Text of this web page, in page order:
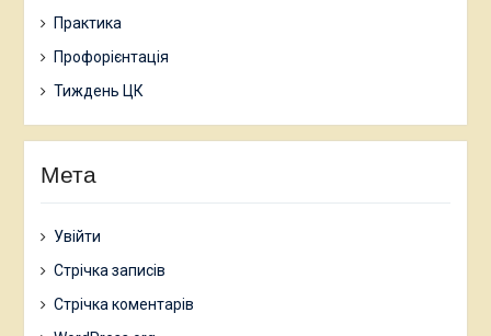
Практика
Профорієнтація
Тиждень ЦК
Мета
Увійти
Стрічка записів
Стрічка коментарів